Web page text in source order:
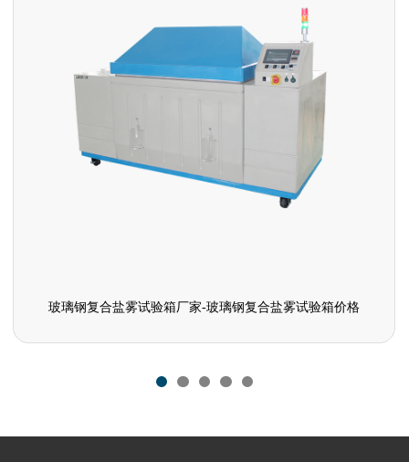
玻璃钢复合盐雾试验箱厂家-玻璃钢复合盐雾试验箱价格